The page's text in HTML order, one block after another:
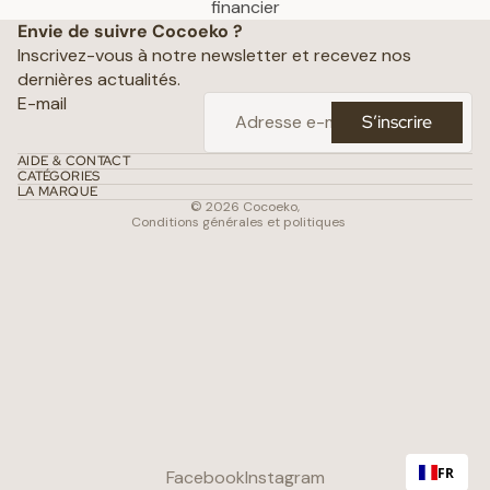
financier
Envie de suivre Cocoeko ?
Inscrivez-vous à notre newsletter et recevez nos
dernières actualités.
E-mail
S’inscrire
AIDE & CONTACT
CATÉGORIES
LA MARQUE
© 2026 Cocoeko,
Conditions générales et politiques
Mentions légales
Conditions générales de vente
Coordonnées
Conditions d’utilisation
FacebookInstagram FR